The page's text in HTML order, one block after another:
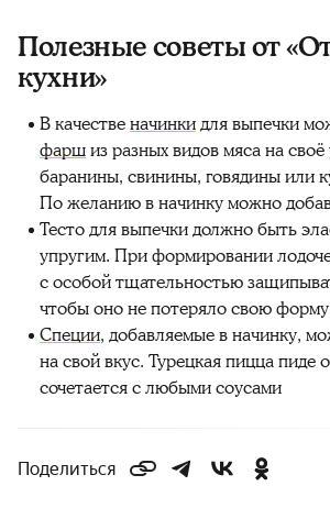
Полезные советы от
кухни»
В качественачинкидля выпечки
фаршиз разных видов мяса на
баранины, свинины, говядины или
По желанию в начинку можно
Тесто для выпечки должно быть
упругим. При формировании
с особой тщательностью
чтобы оно не потеряло свою
Специи, добавляемые в начинку,
на свой вкус. Турецкая пицца пиде
сочетается с любыми соусами
Поделиться